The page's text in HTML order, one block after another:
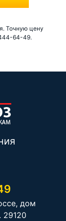
Точную цену
64-49.
дом
29120